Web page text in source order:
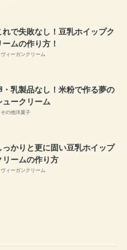
れで失敗なし！豆乳ホイップク
ームの作り方！
ヴィーガンクリーム
・乳製品なし！米粉で作る夢の
ュークリーム
その他洋菓子
っかりと更に固い豆乳ホイップ
リームの作り方
ヴィーガンクリーム